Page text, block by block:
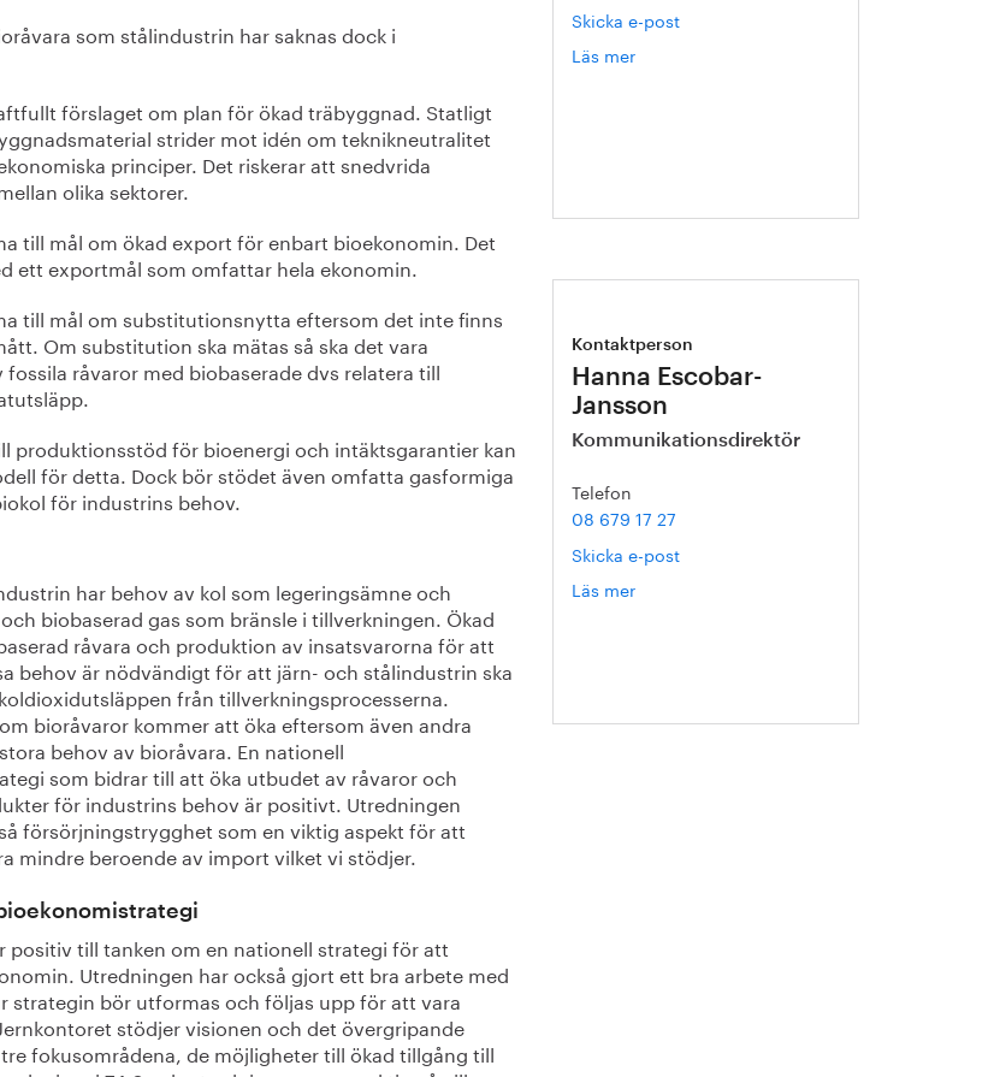
som stålindustrin har saknas dock i
förslaget om plan för ökad träbyggnad. Statligt
strider mot idén om teknikneutralitet
principer. Det riskerar att snedvrida
olika sektorer.
till mål om ökad export för enbart bioekonomin. Det
ett exportmål som omfattar hela ekonomin.
till mål om substitutionsnytta eftersom det inte finns
Om substitution ska mätas så ska det vara
råvaror med biobaserade dvs relatera till
produktionsstöd för bioenergi och intäktsgarantier kan
för detta. Dock bör stödet även omfatta gasformiga
för industrins behov.
har behov av kol som legeringsämne och
biobaserad gas som bränsle i tillverkningen. Ökad
råvara och produktion av insatsvarorna för att
behov är nödvändigt för att järn- och stålindustrin ska
från tillverkningsprocesserna.
bioråvaror kommer att öka eftersom även andra
behov av bioråvara. En nationell
som bidrar till att öka utbudet av råvaror och
för industrins behov är positivt. Utredningen
försörjningstrygghet som en viktig aspekt för att
mindre beroende av import vilket vi stödjer.
positiv till tanken om en nationell strategi för att
Utredningen har också gjort ett bra arbete med
strategin bör utformas och följas upp för att vara
stödjer visionen och det övergripande
fokusområdena, de möjligheter till ökad tillgång till
Skicka e-post
Läs mer
Kontaktperson
Hanna Escobar-
Jansson
Kommunikationsdirektör
Telefon
08 679 17 27
Skicka e-post
Läs mer